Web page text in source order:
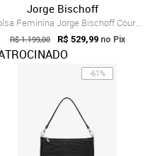
Jorge Bischoff
Bolsa Feminina Jorge Bischoff Couro Estr...
R$ 1.199,00 R$ 529,99 no Pix
-61%